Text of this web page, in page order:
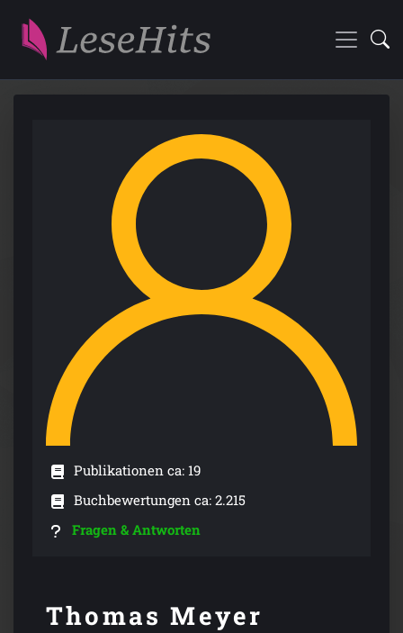
Publikationen ca: 19
Buchbewertungen ca: 2.215
Fragen & Antworten
Thomas Meyer